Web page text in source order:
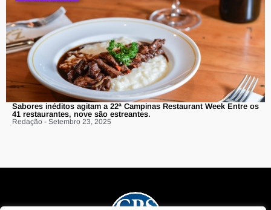
Sabores inéditos agitam a 22ª Campinas Restaurant Week Entre os
41 restaurantes, nove são estreantes.
Redação - Setembro 23, 2025